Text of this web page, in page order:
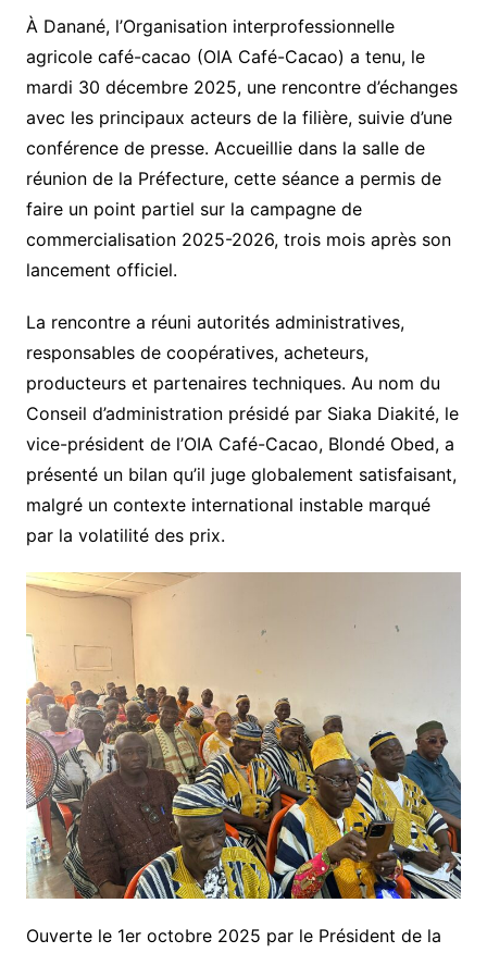
À Danané, l’Organisation interprofessionnelle
agricole café-cacao (OIA Café-Cacao) a tenu, le
mardi 30 décembre 2025, une rencontre d’échanges
avec les principaux acteurs de la filière, suivie d’une
conférence de presse. Accueillie dans la salle de
réunion de la Préfecture, cette séance a permis de
faire un point partiel sur la campagne de
commercialisation 2025-2026, trois mois après son
lancement officiel.
La rencontre a réuni autorités administratives,
responsables de coopératives, acheteurs,
producteurs et partenaires techniques. Au nom du
Conseil d’administration présidé par Siaka Diakité, le
vice-président de l’OIA Café-Cacao, Blondé Obed, a
présenté un bilan qu’il juge globalement satisfaisant,
malgré un contexte international instable marqué
par la volatilité des prix.
Ouverte le 1er octobre 2025 par le Président de la